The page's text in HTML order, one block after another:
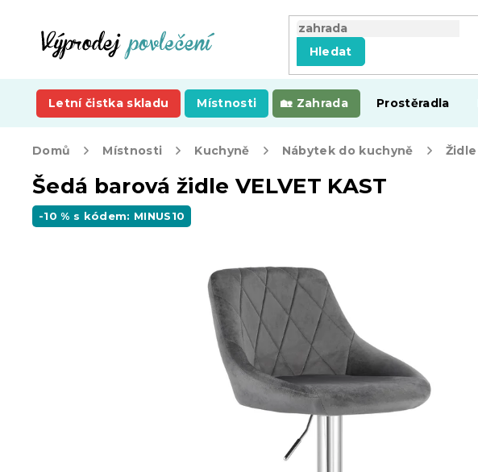
Hledat
Letní čistka skladu Místnosti Zahrada Prostěradla
Domů Místnosti Kuchyně Nábytek do kuchyně Židle
Šedá barová židle VELVET KAST
-10 % s kódem: MINUS10